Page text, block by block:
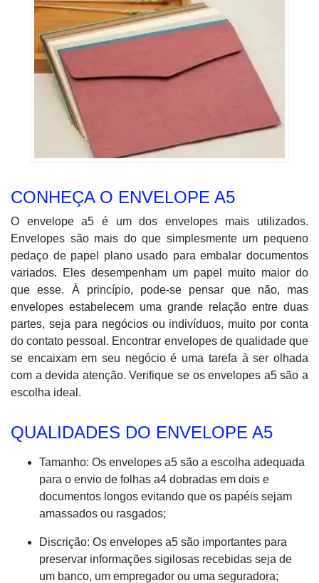
CONHEÇA O ENVELOPE A5
O envelope a5 é um dos envelopes mais utilizados.
Envelopes são mais do que simplesmente um pequeno
pedaço de papel plano usado para embalar documentos
variados. Eles desempenham um papel muito maior do
que esse. À princípio, pode-se pensar que não, mas
envelopes estabelecem uma grande relação entre duas
partes, seja para negócios ou indivíduos, muito por conta
do contato pessoal. Encontrar envelopes de qualidade que
se encaixam em seu negócio é uma tarefa à ser olhada
com a devida atenção. Verifique se os envelopes a5 são a
escolha ideal.
QUALIDADES DO ENVELOPE A5
Tamanho: Os envelopes a5 são a escolha adequada
para o envio de folhas a4 dobradas em dois e
documentos longos evitando que os papéis sejam
amassados ou rasgados;
Discrição: Os envelopes a5 são importantes para
preservar informações sigilosas recebidas seja de
um banco, um empregador ou uma seguradora;